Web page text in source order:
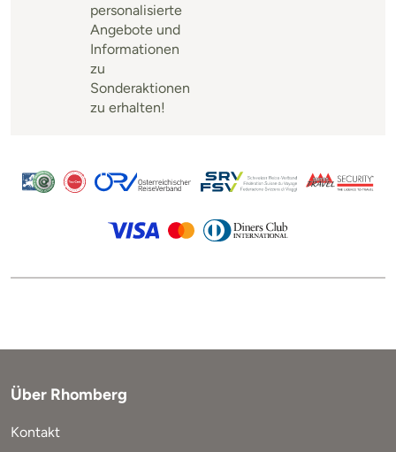
personalisierte
Angebote und
Informationen
zu
Sonderaktionen
zu erhalten!
Über Rhomberg
Kontakt